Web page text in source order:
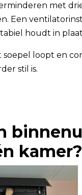
met
Een
houdt in
soepel loopt en
stil is.
kamer?